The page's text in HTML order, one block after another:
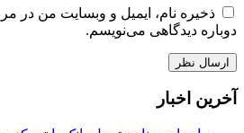
ذخیره نام، ایمیل و وبسایت من در
دوباره دیدگاهی می‌نویسم.
آخرین اخبار